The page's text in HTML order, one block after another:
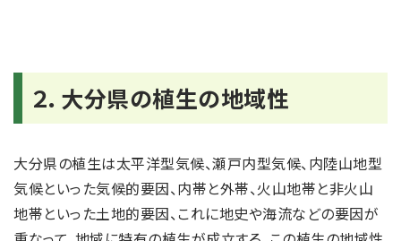
２．大分県の植生の地域性
大分県の植生は太平洋型気候、瀬戸内型気候、内陸山地型
気候といった気候的要因、内帯と外帯、火山地帯と非火山
地帯といった土地的要因、これに地史や海流などの要因が